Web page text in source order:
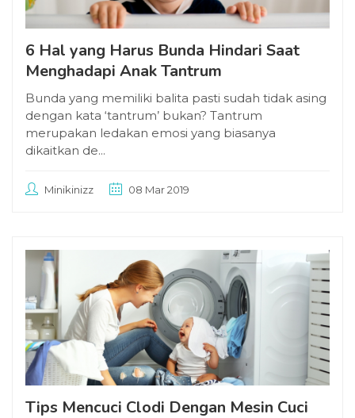
6 Hal yang Harus Bunda Hindari Saat
Menghadapi Anak Tantrum
Bunda yang memiliki balita pasti sudah tidak asing
dengan kata ‘tantrum’ bukan? Tantrum
merupakan ledakan emosi yang biasanya
dikaitkan de...
Minikinizz 08 Mar 2019
Tips Mencuci Clodi Dengan Mesin Cuci